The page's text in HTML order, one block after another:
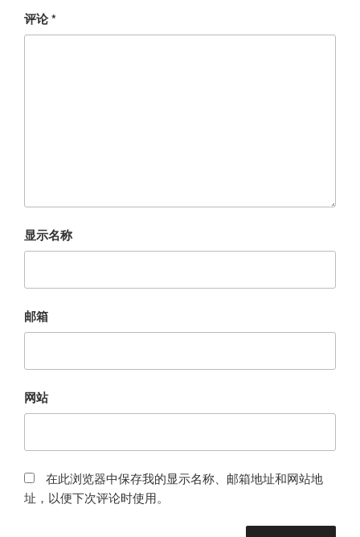
评论*
显示名称
邮箱
网站
在此浏览器中保存我的显示名称、邮箱地址和网站地
址，以便下次评论时使用。